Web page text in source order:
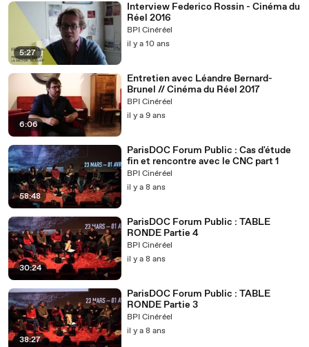
5:27
Interview Federico Rossin - Cinéma du
Réel 2016
BPI Cinéréel
il y a 10 ans
6:06
Entretien avec Léandre Bernard-
Brunel // Cinéma du Réel 2017
BPI Cinéréel
il y a 9 ans
58:48
ParisDOC Forum Public : Cas d'étude
fin et rencontre avec le CNC part 1
BPI Cinéréel
il y a 8 ans
30:24
ParisDOC Forum Public : TABLE
RONDE Partie 4
BPI Cinéréel
il y a 8 ans
38:27
ParisDOC Forum Public : TABLE
RONDE Partie 3
BPI Cinéréel
il y a 8 ans